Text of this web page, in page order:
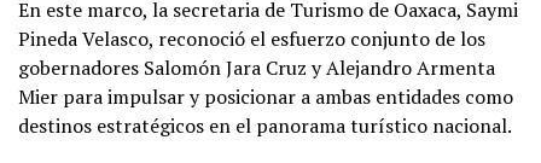
En este marco, la secretaria de Turismo de Oaxaca, Saymi
Pineda Velasco, reconoció el esfuerzo conjunto de los
gobernadores Salomón Jara Cruz y Alejandro Armenta
Mier para impulsar y posicionar a ambas entidades como
destinos estratégicos en el panorama turístico nacional.